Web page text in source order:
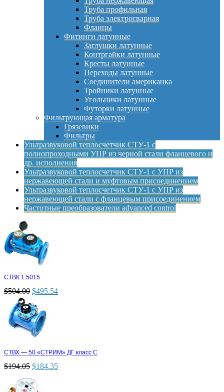
Труба профильная
Труба электросварная
Фланцы
Фитинги латунные
Заглушки латунные
Контргайки латунные
Кресты латунные
Переходы латунные
Соединители американка
Тройники латунные
Угольники латунные
Футорки латунные
Фильтрующая арматура
Грязевики
Фильтры
Ультразвуковой теплосчетчик СТУ-1 с
полнопроходными УПР из черной стали фланцевого и
др. исполнения
Ультразвуковой теплосчетчик СТУ-1 с УПР из
нержавеющей стали и муфтовым присоединением
Ультразвуковой теплосчетчик СТУ-1 с УПР из
нержавеющей стали с фланцевым присоединением
Частотные преобразователи advanced control
СТВК 1 5015
$504.00 $495.54
СТВХ — 50 «СТРИМ» ДГ класс С
$194.05 $184.35